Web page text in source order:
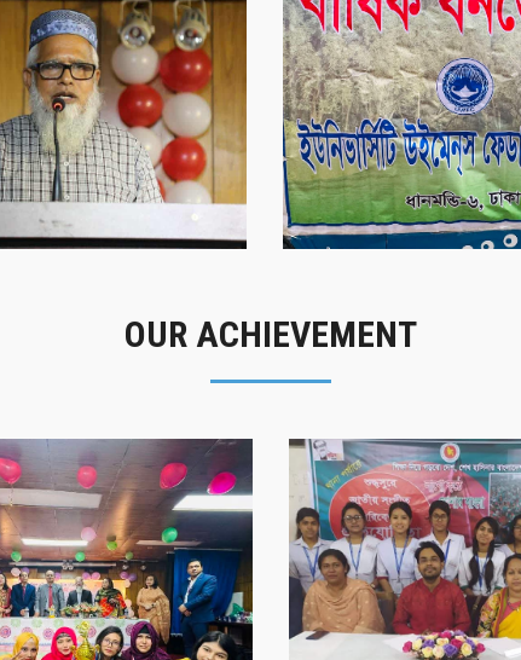
বার্ষিক বনভোজন ২০২৫ বাংলা নববর্ষ
OUR ACHIEVEMENT
গৌরবের মুহূর্ত
গৌরবের মুহূর্ত
সাফল্যের
সাফল্যের স্মৃতি